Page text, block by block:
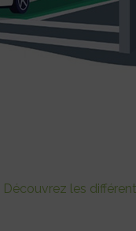
Découvrez les